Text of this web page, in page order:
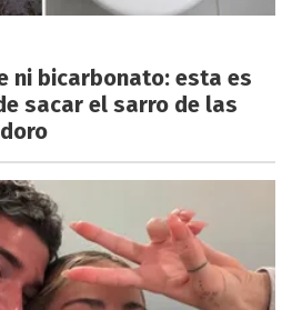
ni bicarbonato: esta es
sacar el sarro de las